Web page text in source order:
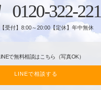
0120-322-221
【受付】8:00～20:00【定休】年中無休
LINEで無料相談はこちら（写真OK）
LINEで相談する